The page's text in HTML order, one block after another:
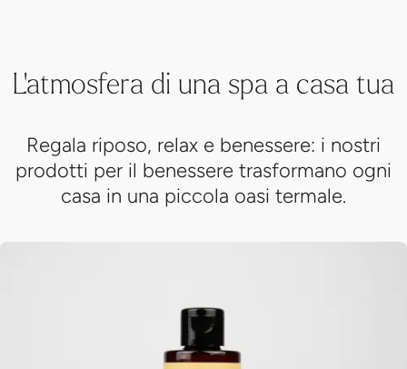
L'atmosfera di una spa a casa tua
Regala riposo, relax e benessere: i nostri
prodotti per il benessere trasformano ogni
casa in una piccola oasi termale.